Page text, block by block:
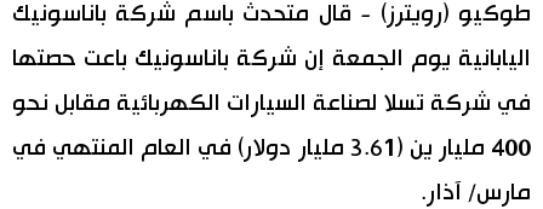
اقتصاد
مجتمع
هو وهي
المطبخ الياباني
طوكيو (رويترز) - قال متحدث باسم شركة باناسونيك
اليابانية يوم الجمعة إن شركة باناسونيك باعت حصتها
في شركة تسلا لصناعة السيارات الكهربائية مقابل نحو
400 مليار ين (3.61 مليار دولار) في العام المنتهي في
مارس/ آذار.